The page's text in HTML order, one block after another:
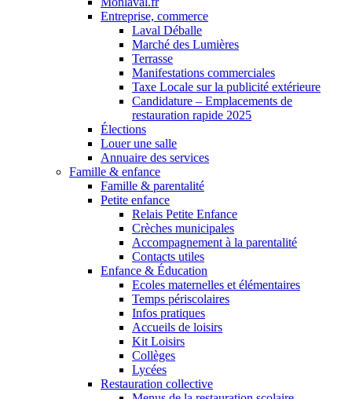
Entreprise, commerce
Laval Déballe
Marché des Lumières
Terrasse
Manifestations commerciales
Taxe Locale sur la publicité extérieure
Candidature – Emplacements de
restauration rapide 2025
Élections
Louer une salle
Annuaire des services
Famille & enfance
Famille & parentalité
Petite enfance
Relais Petite Enfance
Crèches municipales
Accompagnement à la parentalité
Contacts utiles
Enfance & Éducation
Ecoles maternelles et élémentaires
Temps périscolaires
Infos pratiques
Accueils de loisirs
Kit Loisirs
Collèges
Lycées
Restauration collective